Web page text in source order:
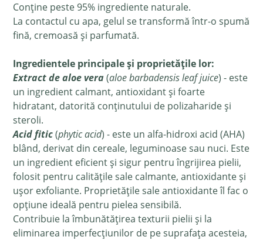
Conține peste 95% ingrediente naturale.
La contactul cu apa, gelul se transformă într-o spumă
fină, cremoasă și parfumată.
Ingredientele principale și proprietățile lor:
Extract de aloe vera(aloebarbadensis leaf juice) - este
un ingredient calmant, antioxidant și foarte
hidratant, datorită conținutului de polizaharide și
steroli.
Acid fitic(phytic acid) - este un alfa-hidroxi acid (AHA)
blând, derivat din cereale, leguminoase sau nuci. Este
un ingredient eficient și sigur pentru îngrijirea pielii,
folosit pentru calitățile sale calmante, antioxidante și
ușor exfoliante. Proprietățile sale antioxidante îl fac o
opțiune ideală pentru pielea sensibilă.
Contribuie la îmbunătățirea texturii pielii și la
eliminarea imperfecțiunilor de pe suprafața acesteia,